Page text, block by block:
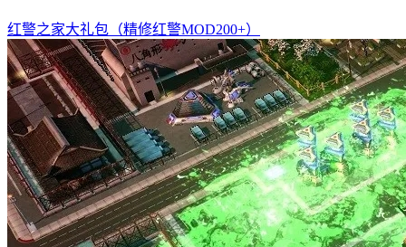
红警之家大礼包（精修红警MOD200+）